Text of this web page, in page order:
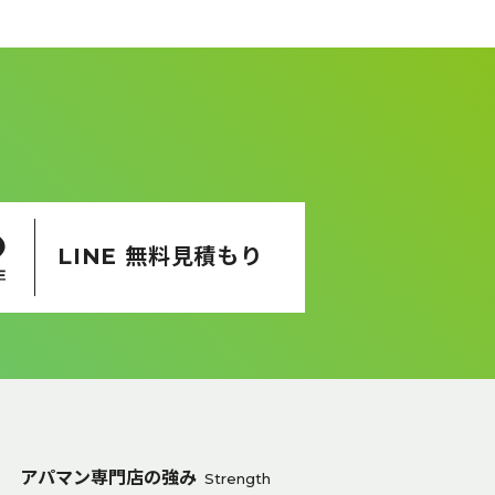
LINE 無料見積もり
アパマン専門店の強み Strength